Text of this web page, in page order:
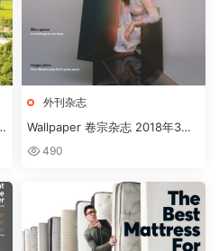
外刊杂志
Wallpaper 卷宗杂志 2018年3月
刊 490